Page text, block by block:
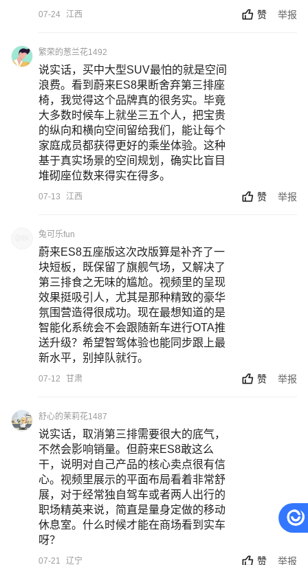
07-24 江西 赞 举报
繁荣的葱兰花1492
说实话，买中大型SUV最怕的就是空间
浪费。看到蔚来ES8果断舍弃第三排座
椅，我觉得这个品牌真的很务实。毕竟
大多数时候车上就坐三五个人，把宝贵
的纵向和横向空间留给我们，能让每个
家庭成员都获得更好的乘坐体验。这种
基于真实场景的空间规划，确实比盲目
堆砌座位数来得实在得多。
07-13 江西 赞 举报
兔可乐fun
蔚来ES8五座版这次改版算是补齐了一
块短板，既保留了旗舰气场，又解决了
第三排食之无味的尴尬。视频里的呈现
效果挺吸引人，尤其是那种精致的豪华
氛围营造得很成功。现在最想知道的是
智能化系统会不会跟随新车进行OTA推
送升级？希望智驾体验也能同步跟上最
新水平，别掉队就行。
07-12 甘肃 赞 举报
舒心的茉莉花1487
说实话，取消第三排需要很大的底气，
不然会影响销量。但蔚来ES8敢这么
干，说明对自己产品的核心卖点很有信
心。视频里展示的平面布局看着非常舒
展，对于经常独自驾车或者两人出行的
职场精英来说，简直是量身定做的移动
休息室。什么时候才能在商场看到实车
呀？
07-21 辽宁 赞 举报